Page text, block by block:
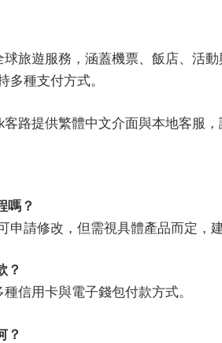
旅遊服務，涵蓋機票、飯店、活
多種支付方式。
路提供繁體中文介面與本地客服，
嗎？
申請修改，但需視具體產品而定，
？
信用卡與電子錢包付款方式。
？